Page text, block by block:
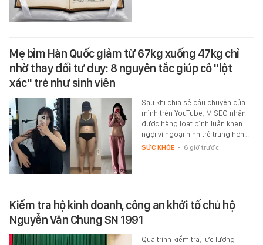
Mẹ bỉm Hàn Quốc giảm từ 67kg xuống 47kg chỉ
nhờ thay đổi tư duy: 8 nguyên tắc giúp cô "lột
xác" trẻ như sinh viên
Sau khi chia sẻ câu chuyện của
mình trên YouTube, MISEO nhận
được hàng loạt bình luận khen
ngợi vì ngoại hình trẻ trung hơn…
SỨC KHỎE - 6 giờ trước
Kiểm tra hộ kinh doanh, công an khởi tố chủ hộ
Nguyễn Văn Chung SN 1991
Quá trình kiểm tra, lực lượng